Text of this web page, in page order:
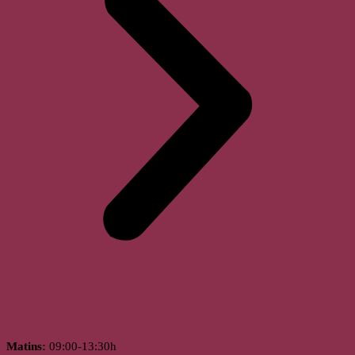
Matins: 09:00-13:30h